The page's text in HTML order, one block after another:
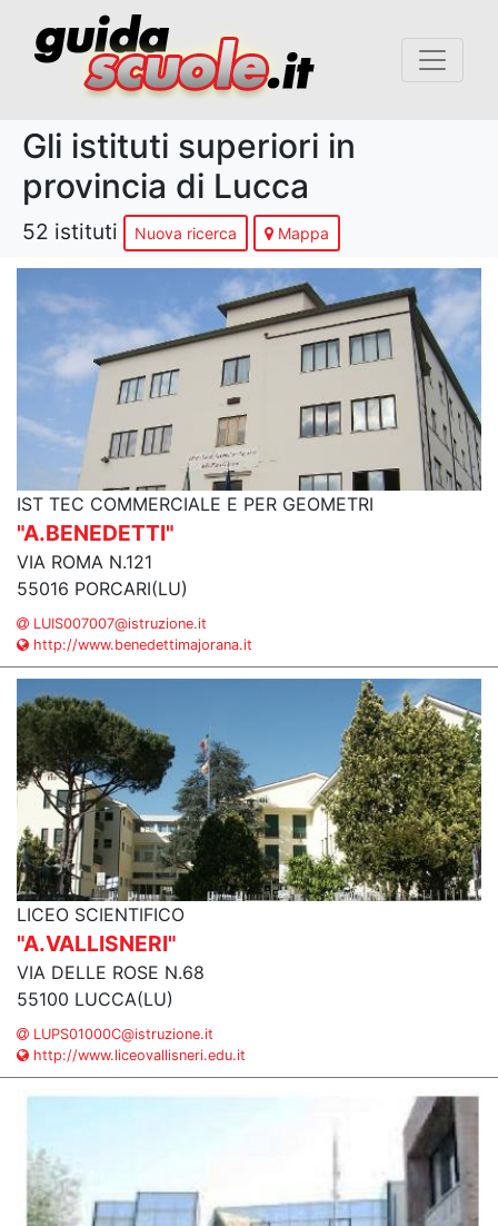
Gli istituti superiori in
provincia di Lucca
52 istituti Nuova ricerca Mappa
IST TEC COMMERCIALE E PER GEOMETRI
"A.BENEDETTI"
VIA ROMA N.121
55016 PORCARI(LU)
LUIS007007@istruzione.it
http://www.benedettimajorana.it
LICEO SCIENTIFICO
"A.VALLISNERI"
VIA DELLE ROSE N.68
55100 LUCCA(LU)
LUPS01000C@istruzione.it
http://www.liceovallisneri.edu.it